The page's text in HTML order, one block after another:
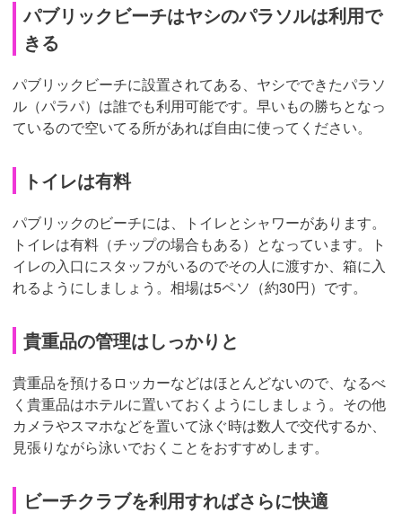
パブリックビーチはヤシのパラソルは利用で
きる
パブリックビーチに設置されてある、ヤシでできたパラソ
ル（パラパ）は誰でも利用可能です。早いもの勝ちとなっ
ているので空いてる所があれば自由に使ってください。
トイレは有料
パブリックのビーチには、トイレとシャワーがあります。
トイレは有料（チップの場合もある）となっています。ト
イレの入口にスタッフがいるのでその人に渡すか、箱に入
れるようにしましょう。相場は5ペソ（約30円）です。
貴重品の管理はしっかりと
貴重品を預けるロッカーなどはほとんどないので、なるべ
く貴重品はホテルに置いておくようにしましょう。その他
カメラやスマホなどを置いて泳ぐ時は数人で交代するか、
見張りながら泳いでおくことをおすすめします。
ビーチクラブを利用すればさらに快適